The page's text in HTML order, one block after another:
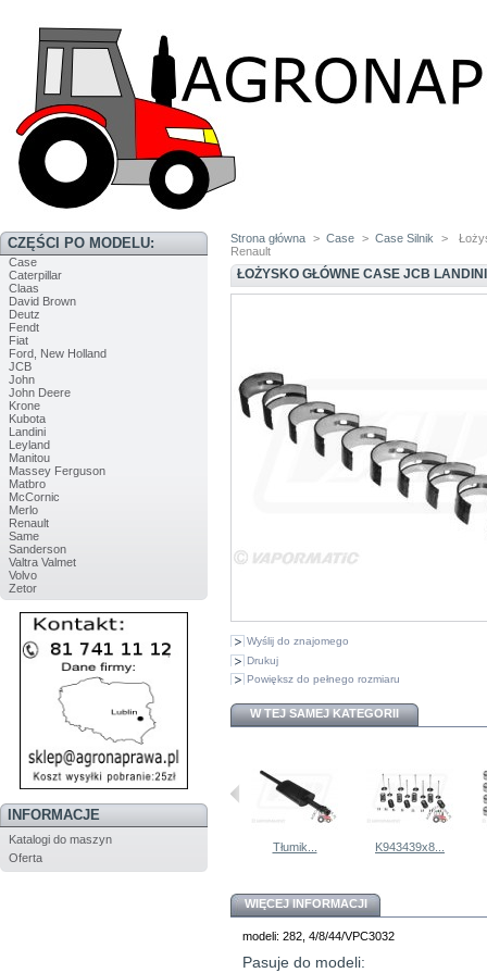
CZĘŚCI PO MODELU:
Case
Caterpillar
Claas
David Brown
Deutz
Fendt
Fiat
Ford, New Holland
JCB
John
John Deere
Krone
Kubota
Landini
Leyland
Manitou
Massey Ferguson
Matbro
McCornic
Merlo
Renault
Same
Sanderson
Valtra Valmet
Volvo
Zetor
INFORMACJE
Katalogi do maszyn
Oferta
Strona główna > Case > Case Silnik >
Renault
ŁOŻYSKO GŁÓWNE CASE JCB
Wyślij do znajomego
Drukuj
Powiększ do pełnego rozmiaru
W TEJ SAMEJ KATEGORII
K907910... Tłumik... K943439x8...
WIĘCEJ INFORMACJI
modeli: 282, 4/8/44/VPC3032
Pasuje do modeli: